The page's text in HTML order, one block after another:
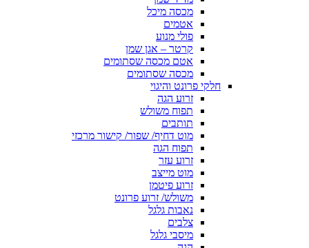
מכסה מיכל
אטמים
פולי מנוע
קרטר – אגן שמן
אטם מכסה שסתומים
מכסה שסתומים
חלקי פרונט והיגוי
זרוע הגה
תפוח משולש
תותבים
מוט דחיף/ שפור/ קישור מרכזי
תפוח הגה
זרוע עזר
מוט מייצב
זרוע פיטמן
משולש/ זרוע פרונט
נאבות גלגל
צלבים
מיסבי גלגל